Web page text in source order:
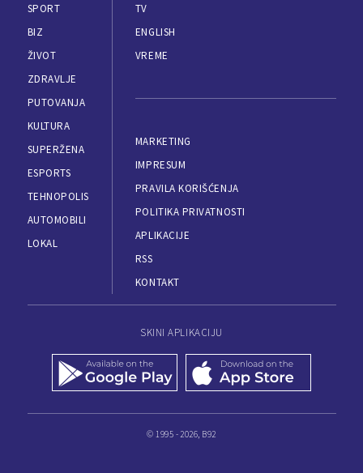
SPORT
BIZ
ŽIVOT
ZDRAVLJE
PUTOVANJA
KULTURA
SUPERŽENA
ESPORTS
TEHNOPOLIS
AUTOMOBILI
LOKAL
TV
ENGLISH
VREME
MARKETING
IMPRESUM
PRAVILA KORIŠĆENJA
POLITIKA PRIVATNOSTI
APLIKACIJE
RSS
KONTAKT
SKINI APLIKACIJU
© 1995 - 2026, B92